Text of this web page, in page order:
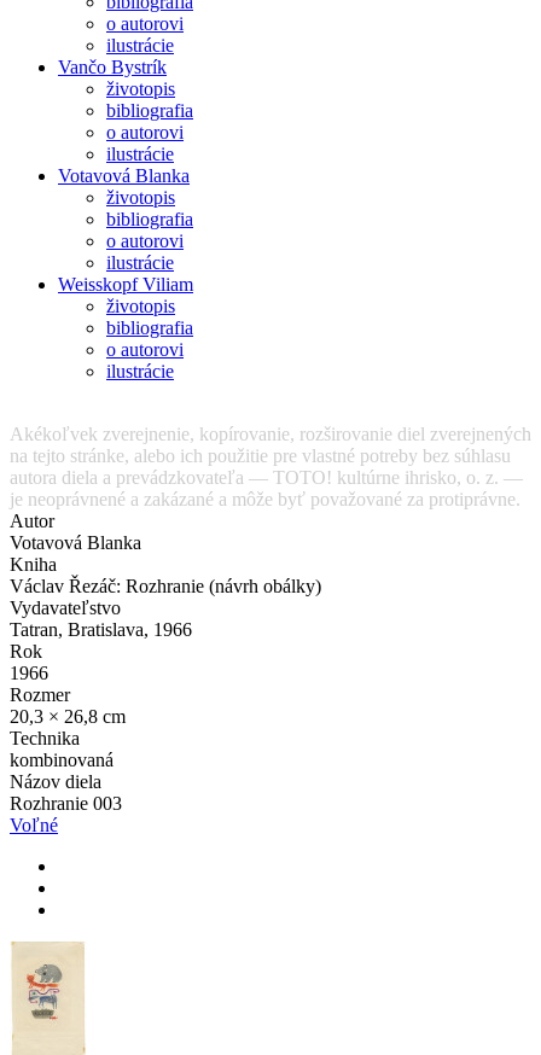
o autorovi
ilustrácie
Vančo Bystrík
životopis
bibliografia
o autorovi
ilustrácie
Votavová Blanka
životopis
bibliografia
o autorovi
ilustrácie
Weisskopf Viliam
životopis
bibliografia
o autorovi
ilustrácie
Akékoľvek zverejnenie, kopírovanie, rozširovanie diel zverejnených
na tejto stránke, alebo ich použitie pre vlastné potreby bez súhlasu
autora diela a prevádzkovateľa — TOTO! kultúrne ihrisko, o. z. —
je neoprávnené a zakázané a môže byť považované za protiprávne.
Autor
Votavová Blanka
Kniha
Václav Řezáč: Rozhranie (návrh obálky)
Vydavateľstvo
Tatran, Bratislava, 1966
Rok
1966
Rozmer
20,3 × 26,8 cm
Technika
kombinovaná
Názov diela
Rozhranie 003
Voľné